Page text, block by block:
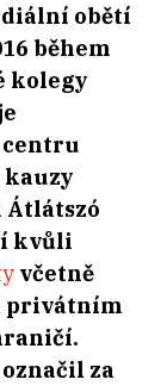
obětí
během
kolegy
kauzy
Átlátszó
kvůli
včetně
privátním
za